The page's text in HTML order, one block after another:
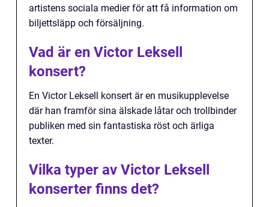
artistens sociala medier för att få information om
biljettsläpp och försäljning.
Vad är en Victor Leksell
konsert?
En Victor Leksell konsert är en musikupplevelse
där han framför sina älskade låtar och trollbinder
publiken med sin fantastiska röst och ärliga
texter.
Vilka typer av Victor Leksell
konserter finns det?